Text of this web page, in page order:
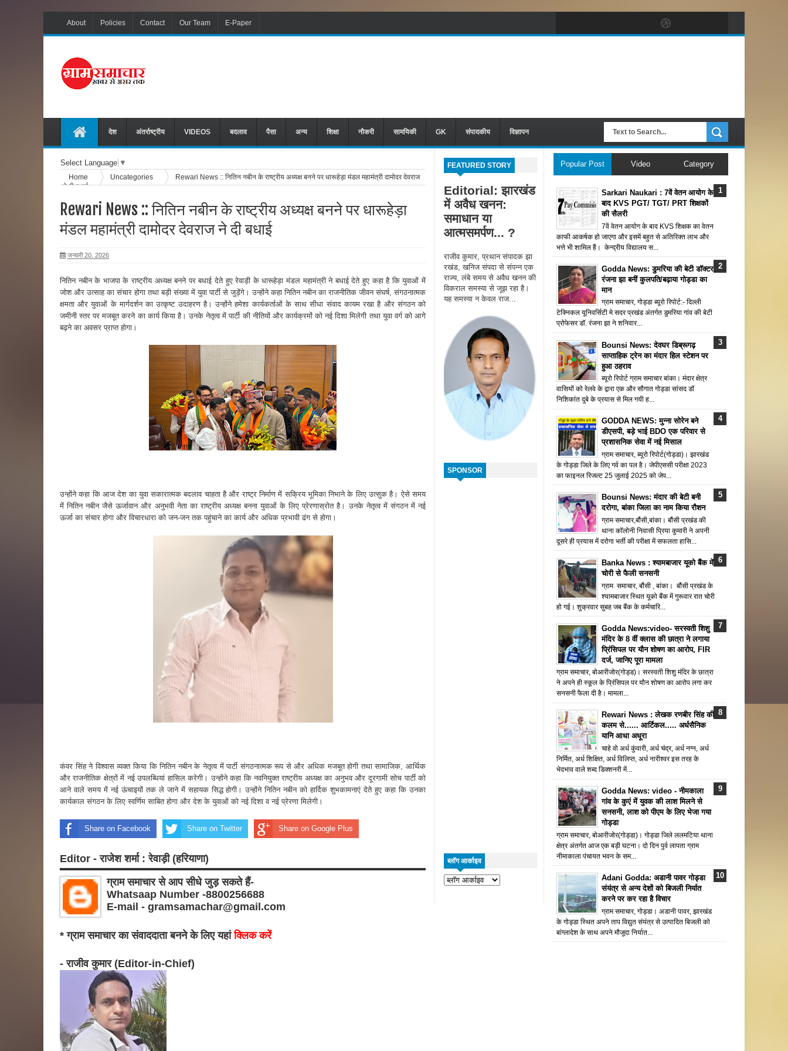
About Policies Contact Our Team E-Paper
देश अंतर्राष्ट्रीय VIDEOS बदलाव पैसा अन्य शिक्षा नौकरी सामयिकी GK संपादकीय विज्ञापन
FEATURED STORY
Editorial: झारखंड
में अवैध खनन:
समाधान या
आत्मसमर्पण... ?
राजीव कुमार, प्रथान संपादक झा
रखंड, खनिज संपदा से संपन्न एक
राज्य, लंबे समय से अवैध खनन की
विकराल समस्या से जूझ रहा है।
यह समस्या न केवल राज...
SPONSOR
ब्लॉग आर्काइव
Select Language ▼
Home Uncategories
Rewari News :: नितिन नबीन के राष्ट्रीय अध्यक्ष बनने पर धारूहेड़ा मंडल महामंत्री दामोदर देवराज
ने दी बधाई
Rewari News :: नितिन नबीन के राष्ट्रीय अध्यक्ष बनने पर धारूहेड़ा
मंडल महामंत्री दामोदर देवराज ने दी बधाई
जनवरी 20, 2026
नितिन नबीन के भाजपा के राष्ट्रीय अध्यक्ष बनने पर बधाई देते हुए रेवाड़ी के धारूहेड़ा मंडल महामंत्री ने बधाई देते हुए कहा है कि युवाओं में
जोश और उत्साह का संचार होगा तथा बड़ी संख्या में युवा पार्टी से जुड़ेंगे। उन्होंने कहा नितिन नबीन का राजनीतिक जीवन संघर्ष, संगठनात्मक
क्षमता और युवाओं के मार्गदर्शन का उत्कृष्ट उदाहरण है। उन्होंने हमेशा कार्यकर्ताओं के साथ सीधा संवाद कायम रखा है और संगठन को
जमीनी स्तर पर मजबूत करने का कार्य किया है। उनके नेतृत्व में पार्टी की नीतियों और कार्यक्रमों को नई दिशा मिलेगी तथा युवा वर्ग को आगे
बढ़ने का अवसर प्राप्त होगा।
उन्होंने कहा कि आज देश का युवा सकारात्मक बदलाव चाहता है और राष्ट्र निर्माण में सक्रिय भूमिका निभाने के लिए उत्सुक है। ऐसे समय
में नितिन नबीन जैसे ऊर्जावान और अनुभवी नेता का राष्ट्रीय अध्यक्ष बनना युवाओं के लिए प्रेरणास्रोत है। उनके नेतृत्व में संगठन में नई
ऊर्जा का संचार होगा और विचारधारा को जन-जन तक पहुंचाने का कार्य और अधिक प्रभावी ढंग से होगा।
कंवर सिंह ने विश्वास व्यक्त किया कि नितिन नबीन के नेतृत्व में पार्टी संगठनात्मक रूप से और अधिक मजबूत होगी तथा सामाजिक, आर्थिक
और राजनीतिक क्षेत्रों में नई उपलब्धियां हासिल करेगी। उन्होंने कहा कि नवनियुक्त राष्ट्रीय अध्यक्ष का अनुभव और दूरगामी सोच पार्टी को
आने वाले समय में नई ऊंचाइयों तक ले जाने में सहायक सिद्ध होगी। उन्होंने नितिन नबीन को हार्दिक शुभकामनाएं देते हुए कहा कि उनका
कार्यकाल संगठन के लिए स्वर्णिम साबित होगा और देश के युवाओं को नई दिशा व नई प्रेरणा मिलेगी।
Share on Facebook Share on Twitter Share on Google Plus
Editor - राजेश शर्मा : रेवाड़ी (हरियाणा)
ग्राम समाचार से आप सीधे जुड़ सकते हैं-
Whatsaap Number -8800256688
E-mail - gramsamachar@gmail.com
* ग्राम समाचार का संवाददाता बनने के लिए यहांक्लिक करें
- राजीव कुमार (Editor-in-Chief)
Popular Post Video Category
Sarkari Naukari : 7वें वेतन आयोग के
बाद KVS PGT/ TGT/ PRT शिक्षकों
की सैलरी
7वें वेतन आयोग के बाद KVS शिक्षक का वेतन
काफी आकर्षक हो जाएगा और इसमें बहुत से अतिरिक्त लाभ और
भत्ते भी शामिल हैं। केन्द्रीय विद्यालय स...
Godda News: डुमरिया की बेटी डॉक्टर
रंजना झा बनीं कुलपति/बढ़ाया गोड्डा का
मान
ग्राम समाचार, गोड्डा ब्यूरो रिपोर्ट:- दिल्ली
टेक्निकल यूनिवर्सिटी मे सदर प्रखंड अंतर्गत डुमरिया गांव की बेटी
प्रोफेसर डॉ. रंजना झा ने शनिवार...
Bounsi News: देवघर डिब्रूगढ़
साप्ताहिक ट्रेन का मंदार हिल स्टेशन पर
हुआ ठहराव
ब्यूरो रिपोर्ट ग्राम समाचार बांका। मंदार क्षेत्र
वासियों को रेलवे के द्वारा एक और सौगात गोड्डा सांसद डॉ
निशिकांत दुबे के प्रयास से मिल गयी ह...
GODDA NEWS: मुन्ना सोरेन बने
डीएसपी, बड़े भाई BDO एक परिवार से
प्रशासनिक सेवा में नई मिसाल
ग्राम समाचार, ब्यूरो रिपोर्ट(गोड्डा)। झारखंड
के गोड्डा जिले के लिए गर्व का पल है। जेपीएससी परीक्षा 2023
का फाइनल रिजल्ट 25 जुलाई 2025 को जेप...
Bounsi News: मंदार की बेटी बनी
दरोगा, बांका जिला का नाम किया रौशन
ग्राम समाचार,बौंसी,बांका। बौंसी प्रखंड की
थाना कॉलोनी निवासी प्रिया कुमारी ने अपनी
दूसरे ही प्रयास में दरोगा भर्ती की परीक्षा में सफलता हासि...
Banka News : श्यामबाजार यूको बैंक में
चोरी से फैली सनसनी
ग्राम समाचार, बौंसी , बांका। बौंसी प्रखंड के
श्यामबाजार स्थित यूको बैंक में गुरूवार रात चोरी
हो गई। शुक्रवार सुबह जब बैंक के कर्मचारि...
Godda News:video- सरस्वती शिशु
मंदिर के 8 वीं क्लास की छात्रा ने लगाया
प्रिंसिपल पर यौन शोषण का आरोप, FIR
दर्ज, जानिए पूरा मामला
ग्राम समाचार, बोआरीजोर(गोड्ड)। सरस्वती शिशु मंदिर के छात्रा
ने अपने ही स्कूल के प्रिंसिपल पर यौन शोषण का आरोप लगा कर
सनसनी फैला दी है। मामला...
Rewari News : लेखक रणबीर सिंह की
कलम से...... आर्टिकल..... अर्धसैनिक
यानि आधा अधूरा
चाहे वो अर्ध कुंवारी, अर्ध चंद्र, अर्ध नग्न, अर्ध
निर्मित, अर्ध शिक्षित, अर्ध विलिप्त, अर्ध नारीश्वर इस तरह के
भेदभाव वाले शब्द डिक्शनरी में...
Godda News: video - नीमकाला
गांव के कुएं में युवक की लाश मिलने से
सनसनी, लाश को पीएम के लिए भेजा गया
गोड्डा
ग्राम समाचार, बोआरीजोर(गोड्डा)। गोड्डा जिले ललमटिया थाना
क्षेत्र अंतर्गत आज एक बड़ी घटना। दो दिन पुर्व लापता ग्राम
नीमाकाला पंचायत भवन के सम...
Adani Godda: अडानी पावर गोड्डा
संयंत्र से अन्य देशों को बिजली निर्यात
करने पर कर रहा है विचार
ग्राम समाचार, गोड्डा। अडानी पावर, झारखंड
के गोड्डा स्थित अपने ताप विद्युत संयंत्र से उत्पादित बिजली को
बांग्लादेश के साथ अपने मौजूदा निर्यात...